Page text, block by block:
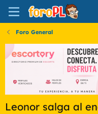
Foro General
Leonor salga al